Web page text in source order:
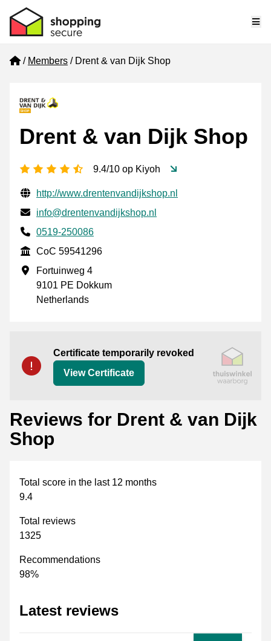
Home
Members Drent & van Dijk Shop
Drent & van Dijk Shop
4.5 stars
9.4/10 op Kiyoh
Verified contact information
Website URL
http://www.drentenvandijkshop.nl
Email
info@drentenvandijkshop.nl
Phone number
0519-250086
CoC
CoC 59541296
Business address
Fortuinweg 4
9101 PE Dokkum
Netherlands
Certificate temporarily revoked
View Certificate
Reviews for Drent & van Dijk
Shop
Total score in the last 12 months
9.4
Total reviews
1325
Recommendations
98%
Latest reviews